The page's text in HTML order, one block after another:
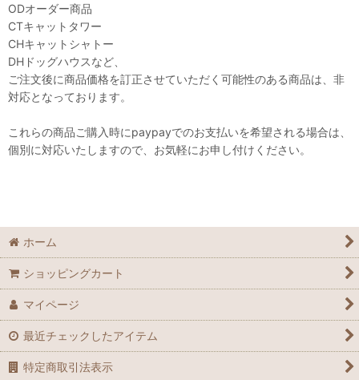
ODオーダー商品
CTキャットタワー
CHキャットシャトー
DHドッグハウスなど、
ご注文後に商品価格を訂正させていただく可能性のある商品は、非
対応となっております。
これらの商品ご購入時にpaypayでのお支払いを希望される場合は、
個別に対応いたしますので、お気軽にお申し付けください。
ホーム
ショッピングカート
マイページ
最近チェックしたアイテム
特定商取引法表示